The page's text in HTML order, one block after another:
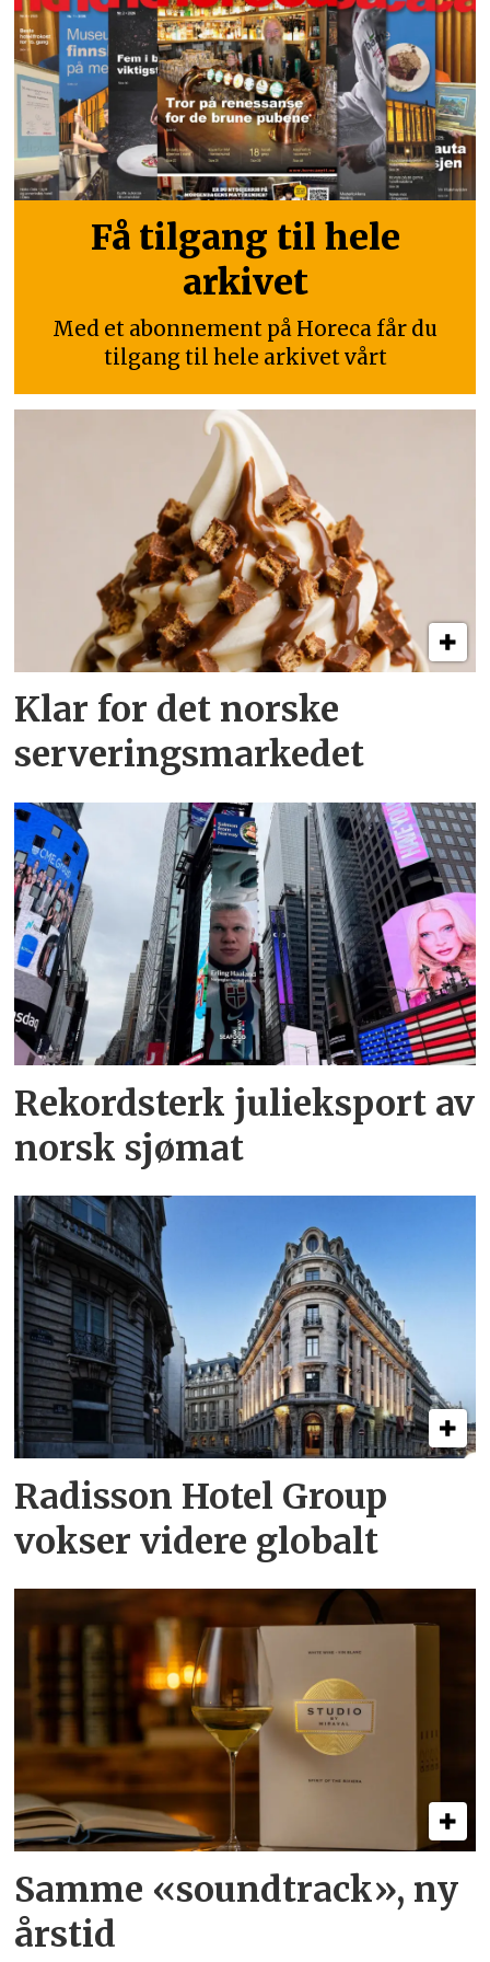
Få tilgang til hele
arkivet
Med et abonnement på Horeca får du
tilgang til hele arkivet vårt
Klar for det norske
serveringsmarkedet
Rekordsterk julieksport av
norsk sjømat
Radisson Hotel Group
vokser videre globalt
Samme «soundtrack», ny
årstid